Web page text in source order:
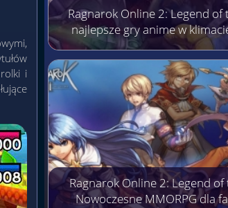
i
Ragnarok Online 2: Legend of
najlepsze gry anime w
Ragnarok Online 2: Legend of
Nowoczesne MMORPG dla